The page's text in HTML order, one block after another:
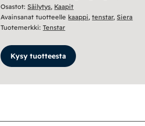
Osastot:Säilytys, Kaapit
Avainsanat tuotteelle kaappi,tenstar,Siera
Tuotemerkki:Tenstar
Kysy tuotteesta